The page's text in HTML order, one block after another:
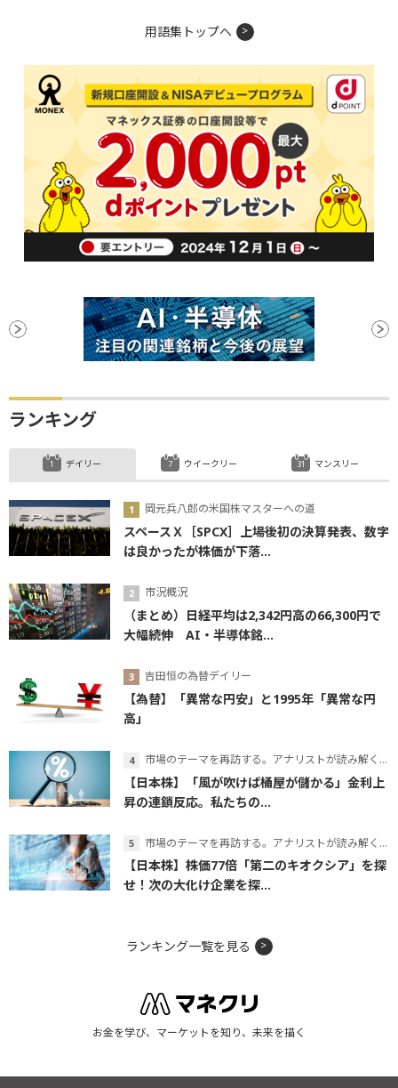
用語集トップへ
ランキング
デイリー
岡元兵八郎の米国株マスターへの道
スペースＸ［SPCX］上場後初の決算発表、数字
は良かったが株価が下落...
市況概況
（まとめ）日経平均は2,342円高の66,300円で
大幅続伸 AI・半導体銘...
吉田恒の為替デイリー
【為替】「異常な円安」と1995年「異常な円
高」
市場のテーマを再訪する。アナリストが読み解くテーマの本質
【日本株】「風が吹けば桶屋が儲かる」金利上
昇の連鎖反応。私たちの...
市場のテーマを再訪する。アナリストが読み解くテーマの本質
【日本株】株価77倍「第二のキオクシア」を探
せ！次の大化け企業を探...
ウイークリー マンスリー
ランキング一覧を見る
お金を学び、マーケットを知り、未来を描く